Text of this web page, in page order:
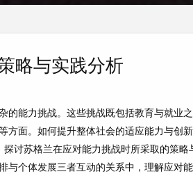
略与实践分析
能力挑战。这些挑战既包括教育与就业
方面。如何提升整体社会的适应能力与创
讨苏格兰在应对能力挑战时所采取的策略
个体发展三者互动的关系中，理解应对